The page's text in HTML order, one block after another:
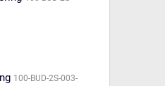
100-BUD-2S-003-